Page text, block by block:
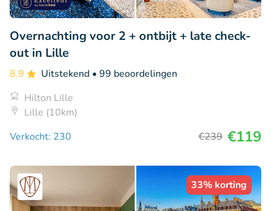
Overnachting voor 2 + ontbijt + late check-
out in Lille
8.9 Uitstekend • 99 beoordelingen
Hilton Lille
Lille (10km)
Verkocht: 230
€239 €119
33% korting